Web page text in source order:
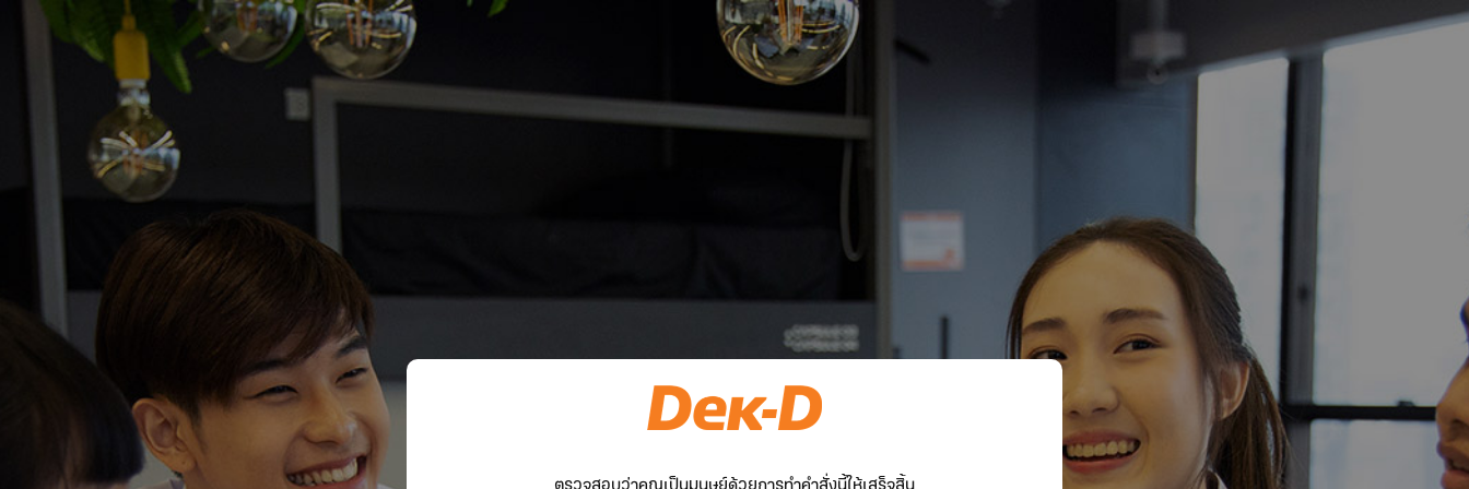
ตรวจสอบว่าคุณเป็นมนุษย์ด้วยการทำคำสั่งนี้ให้เสร็จสิ้น